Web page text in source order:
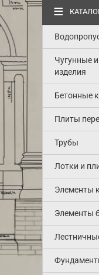
≡
Чугунные
изделия
Бетонные
Плиты
Трубы
Лотки и
Элементы
Элементы